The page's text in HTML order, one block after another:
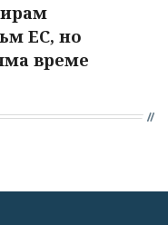
ЕС, но
време